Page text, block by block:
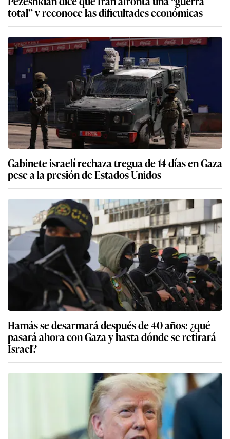
total” y reconoce las dificultades económicas
Gabinete israelí rechaza tregua de 14 días en Gaza
pese a la presión de Estados Unidos
Hamás se desarmará después de 40 años: ¿qué
pasará ahora con Gaza y hasta dónde se retirará
Israel?